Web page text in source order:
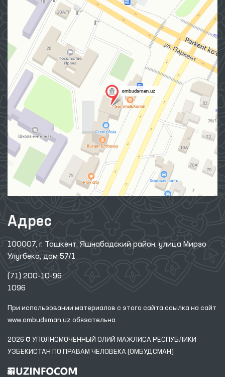
Адрес
100007, г. Ташкент, Яшнабадский район, улица Мирзо
Улугбека, дом 57/1
(71) 200-10-96
1096
При использовании материалов с этого сайта ссылка на сайт
www.ombudsman.uz обязательна
2026 © УПОЛНОМОЧЕННЫЙ ОЛИЙ МАЖЛИСА РЕСПУБЛИКИ
УЗБЕКИСТАН ПО ПРАВАМ ЧЕЛОВЕКА (ОМБУДСМАН)